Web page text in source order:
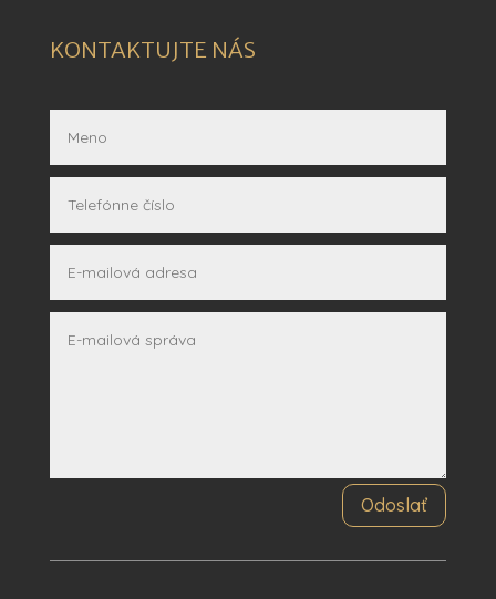
KONTAKTUJTE NÁS
Odoslať